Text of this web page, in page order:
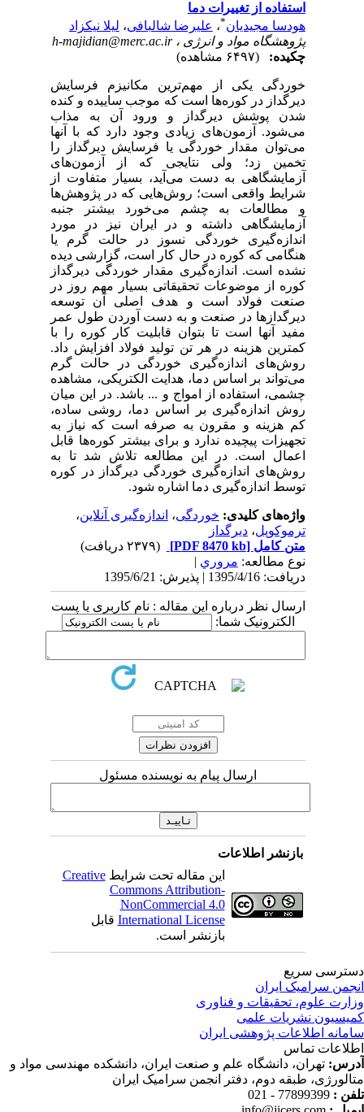
استفاده از تغییرات دما
هودسا مجیدیان *،علیرضا شالبافی،لیلا نیکزاد
پژوهشگاه مواد و انرژی ، h-majidian@merc.ac.ir
چکیده:
خوردگی یکی از مهم‌ترین مکانیزم فرسایش
دیرگداز در کوره‌ها است که موجب ساییده و کنده
شدن پوشش دیرگداز و ورود آن به مذاب
می‌شود. آزمون‌های زیادی وجود دارد که با آنها
می‌توان مقدار خوردگی یا فرسایش دیرگداز را
تخمین زد؛ ولی نتایجی که از آزمون‌های
آزمایشگاهی به دست می‌آید، بسیار متفاوت از
شرایط واقعی است؛ روش‌هایی که در پژوهش‌ها
و مطالعات به چشم می‌خورد بیشتر جنبه
آزمایشگاهی داشته و در ایران نیز در مورد
اندازه‌گیری خوردگی نسوز در حالت گرم یا
هنگامی که کوره در حال کار است، گزارشی دیده
نشده است. اندازه‌گیری مقدار خوردگی دیرگداز
کوره از موضوعات تحقیقاتی بسیار مهم روز در
صنعت فولاد است و هدف اصلی آن توسعه
دیرگدازها در صنعت و به دست آوردن طول عمر
مفید آنها است تا بتوان قابلیت کار کوره را با
کمترین هزینه در هر تن تولید فولاد افزایش داد.
روش‌های اندازه‌گیری خوردگی در حالت گرم
می‌تواند بر اساس دما، هدایت الکتریکی، مشاهده
چشمی، استفاده از امواج و ... باشد. در این میان
روش اندازه‌گیری بر اساس دما، روشی ساده،
کم هزینه و مقرون به صرفه است که نیاز به
تجهیزات پیچیده ندارد و برای بیشتر کوره‌ها قابل
اعمال است. در این مطالعه تلاش شد تا به
روش‌های اندازه‌گیری خوردگی دیرگداز در کوره
توسط اندازه‌گیری دما اشاره شود.
واژه‌های کلیدی:خوردگی،اندازه‌گیری آنلاین،
ترموکوپل،دیرگداز
متن کامل[PDF 8470 kb]
نوع مطالعه:مروري|
دریافت: 1395/4/16 | پذیرش: 1395/6/21
ارسال نظر درباره این مقاله : نام کاربری یا پست
الکترونیک شما:
ارسال پیام به نویسنده مسئول
بازنشر اطلاعات
این مقاله تحت شرایطCreative
Commons Attribution-
NonCommercial 4.0
International Licenseقابل
بازنشر است.
سریع
سرامیک ایران
علوم، تحقیقات و فناوری
نشریات علمی
اطلاعات پژوهشی ایران
تماس
تهران، دانشگاه علم و صنعت ایران، دانشکده مهندسی مواد و
طبقه دوم، دفتر انجمن سرامیک ایران
:
77899399 - 021